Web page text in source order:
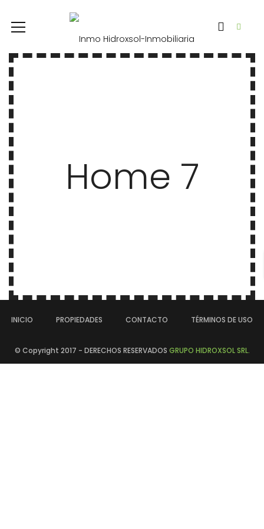
Home 7
INICIO PROPIEDADES CONTACTO TÉRMINOS DE USO
© Copyright 2017 - DERECHOS RESERVADOS GRUPO HIDROXSOL SRL.